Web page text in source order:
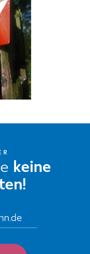
keine